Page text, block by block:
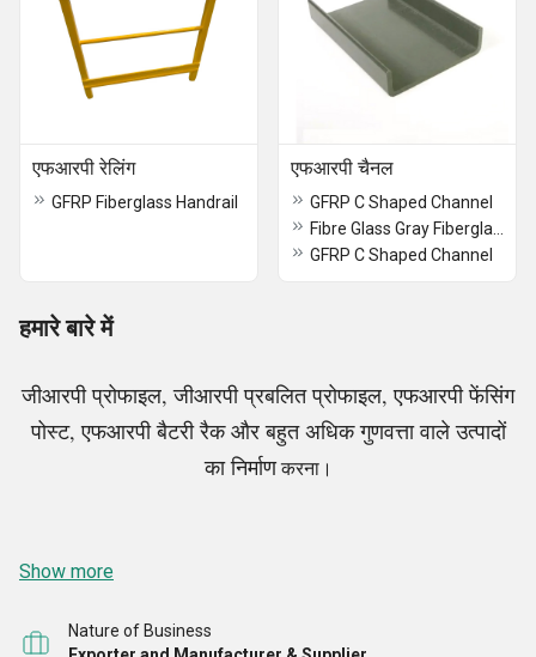
एफआरपी रेलिंग
GFRP Fiberglass Handrail
एफआरपी चैनल
GFRP C Shaped Channel
GFRP C Shaped Channel
हमारे बारे में
जीआरपी प्रोफाइल,जीआरपी प्रबलित प्रोफाइल, एफआरपी फेंसिंग
पोस्ट, एफआरपी बैटरी रैक और बहुत अधिक गुणवत्ता वाले उत्पादों
कानिर्माणकरना।
प्लुरिमो पल्ट्रूज़न एंड कम्पोजिट प्राइवेट लिमिटेड में हम अपने
एफआरपी हैंड्रिल, जीआरपी पल्ट्रूडेड प्रोफाइल आदि जैसे शीर्ष
Show more
Nature of Business